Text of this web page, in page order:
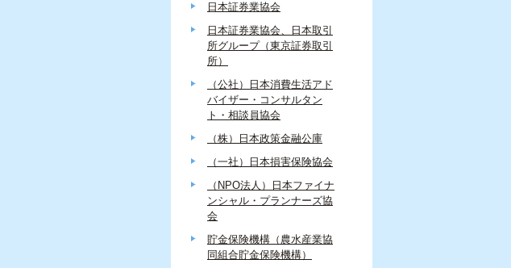
日本証券業協会
日本証券業協会、日本取引
所グループ（東京証券取引
所）
（公社）日本消費生活アド
バイザー・コンサルタン
ト・相談員協会
（株）日本政策金融公庫
（一社）日本損害保険協会
（NPO法人）日本ファイナ
ンシャル・プランナーズ協
会
貯金保険機構（農水産業協
同組合貯金保険機構）